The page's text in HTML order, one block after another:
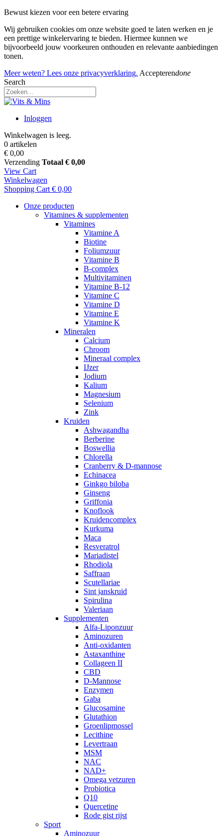
Bewust kiezen voor een betere ervaring
Wij gebruiken cookies om onze website goed te laten werken en je
een prettige winkelervaring te bieden. Hiermee kunnen we
bijvoorbeeld jouw voorkeuren onthouden en relevante aanbiedingen
tonen.
Meer weten? Lees onze privacyverklaring. Accepterendone
Search
Inloggen
Winkelwagen is leeg.
0 artikelen
€ 0,00
Verzending Totaal € 0,00
View Cart
Winkelwagen
Shopping Cart € 0,00
Onze producten
Vitamines & supplementen
Vitamines
Vitamine A
Biotine
Foliumzuur
Vitamine B
B-complex
Multivitaminen
Vitamine B-12
Vitamine C
Vitamine D
Vitamine E
Vitamine K
Mineralen
Calcium
Chroom
Mineraal complex
IJzer
Jodium
Kalium
Magnesium
Selenium
Zink
Kruiden
Ashwagandha
Berberine
Boswellia
Chlorella
Cranberry & D-mannose
Echinacea
Ginkgo biloba
Ginseng
Griffonia
Knoflook
Kruidencomplex
Kurkuma
Maca
Resveratrol
Mariadistel
Rhodiola
Saffraan
Scutellariae
Sint janskruid
Spirulina
Valeriaan
Supplementen
Alfa-Liponzuur
Aminozuren
Anti-oxidanten
Astaxanthine
Collageen II
CBD
D-Mannose
Enzymen
Gaba
Glucosamine
Glutathion
Groenlipmossel
Lecithine
Levertraan
MSM
NAC
NAD+
Omega vetzuren
Probiotica
Q10
Quercetine
Rode gist rijst
Sport
Aminozuur